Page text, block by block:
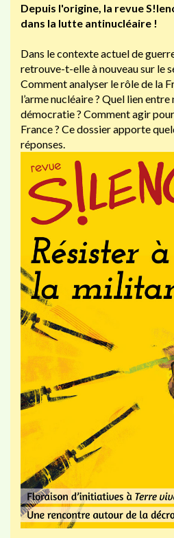
Depuis l'origine, la revue
dans la lutte antinucléaire !
Dans le contexte actuel de
retrouve-t-elle à nouveau sur le
Comment analyser le rôle de la
l’arme nucléaire ? Quel lien
démocratie ? Comment agir
France ? Ce dossier apporte
réponses.